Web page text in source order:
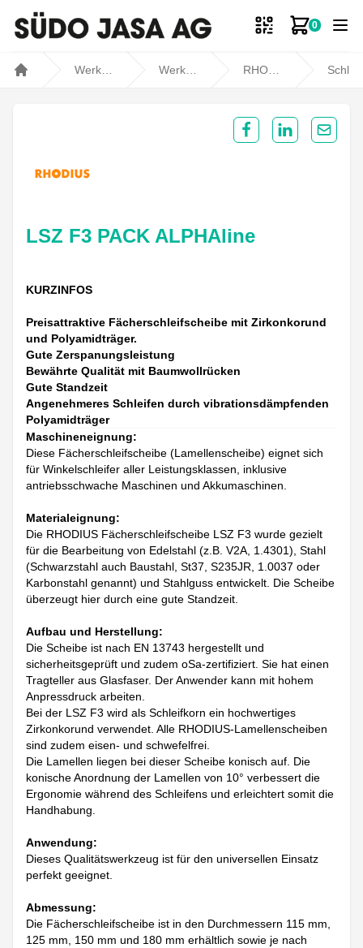
0
Zum
LSZ F3 PACK ALPHAline
KURZINFOS
Preisattraktive Fächerschleifscheibe mit Zirkonkorund
und Polyamidträger.
Gute Zerspanungsleistung
Bewährte Qualität mit Baumwollrücken
Gute Standzeit
Angenehmeres Schleifen durch vibrationsdämpfenden
Polyamidträger
Maschineneignung:
Diese Fächerschleifscheibe (Lamellenscheibe) eignet sich
für Winkelschleifer aller Leistungsklassen, inklusive
antriebsschwache Maschinen und Akkumaschinen.
Materialeignung:
Die RHODIUS Fächerschleifscheibe LSZ F3 wurde gezielt
für die Bearbeitung von Edelstahl (z.B. V2A, 1.4301), Stahl
(Schwarzstahl auch Baustahl, St37, S235JR, 1.0037 oder
Karbonstahl genannt) und Stahlguss entwickelt. Die Scheibe
überzeugt hier durch eine gute Standzeit.
Aufbau und Herstellung:
Die Scheibe ist nach EN 13743 hergestellt und
sicherheitsgeprüft und zudem oSa-zertifiziert. Sie hat einen
Tragteller aus Glasfaser. Der Anwender kann mit hohem
Anpressdruck arbeiten.
Bei der LSZ F3 wird als Schleifkorn ein hochwertiges
Zirkonkorund verwendet. Alle RHODIUS-Lamellenscheiben
sind zudem eisen- und schwefelfrei.
Die Lamellen liegen bei dieser Scheibe konisch auf. Die
konische Anordnung der Lamellen von 10° verbessert die
Ergonomie während des Schleifens und erleichtert somit die
Handhabung.
Anwendung:
Dieses Qualitätswerkzeug ist für den universellen Einsatz
perfekt geeignet.
Abmessung:
Die Fächerschleifscheibe ist in den Durchmessern 115 mm,
125 mm, 150 mm und 180 mm erhältlich sowie je nach
Share on Facebook
Share onShare